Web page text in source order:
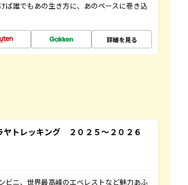
ば誰でもあの生き方に、あのペースに巻き込
詳細を見る
トレッキング ２０２５～２０２６
ビニ、世界最高峰のエベレストなど魅力あふ